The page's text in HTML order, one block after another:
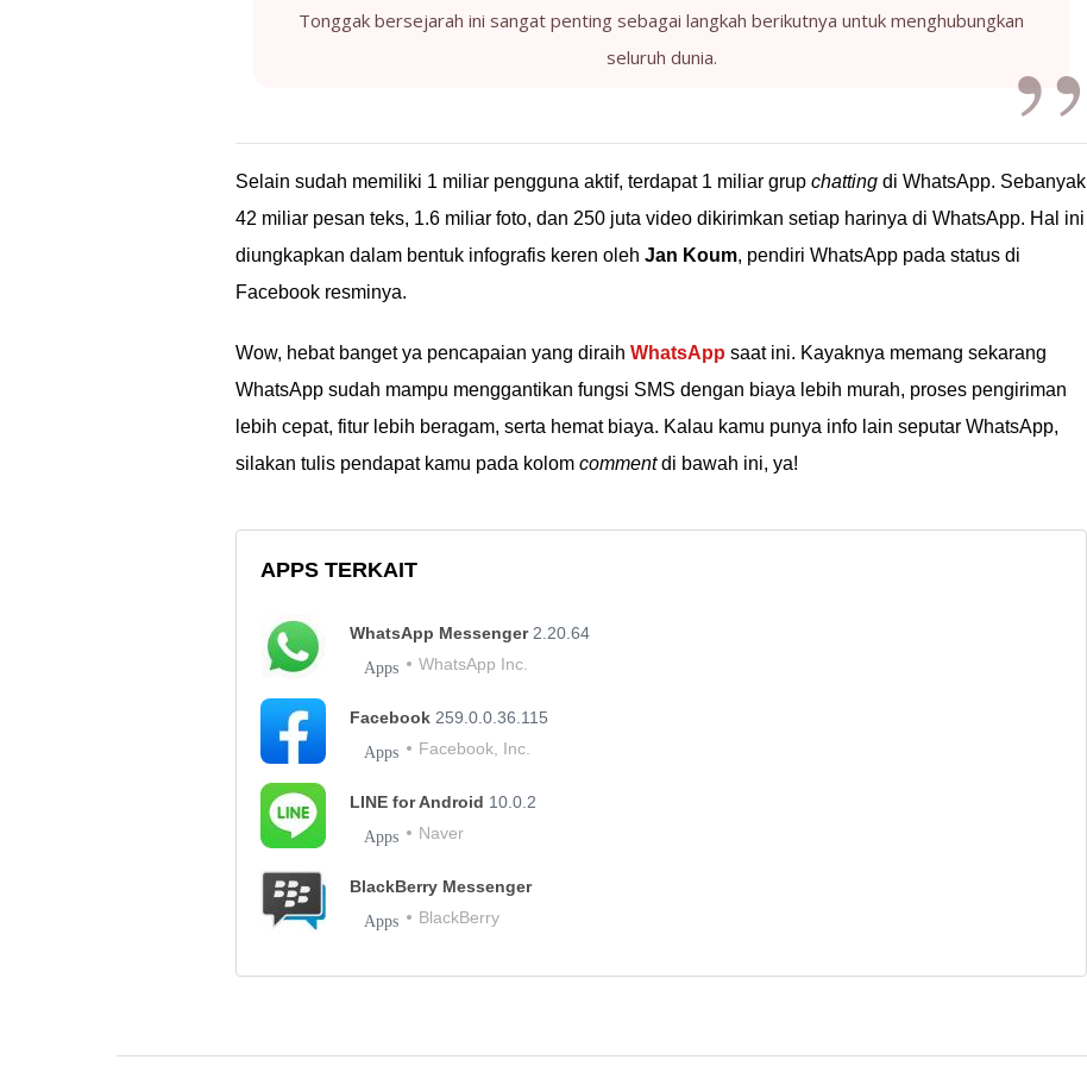
Tonggak bersejarah ini sangat penting sebagai langkah berikutnya untuk menghubungkan
seluruh dunia.
Selain sudah memiliki 1 miliar pengguna aktif, terdapat 1 miliar grup chatting di WhatsApp. Sebanyak
42 miliar pesan teks, 1.6 miliar foto, dan 250 juta video dikirimkan setiap harinya di WhatsApp. Hal ini
diungkapkan dalam bentuk infografis keren oleh Jan Koum, pendiri WhatsApp pada status di
Facebook resminya.
Wow, hebat banget ya pencapaian yang diraih WhatsApp saat ini. Kayaknya memang sekarang
WhatsApp sudah mampu menggantikan fungsi SMS dengan biaya lebih murah, proses pengiriman
lebih cepat, fitur lebih beragam, serta hemat biaya. Kalau kamu punya info lain seputar WhatsApp,
silakan tulis pendapat kamu pada kolom commentdi bawah ini, ya!
APPS TERKAIT
WhatsApp Messenger 2.20.64
Apps WhatsApp Inc.
Facebook 259.0.0.36.115
Apps Facebook, Inc.
LINE for Android 10.0.2
Apps Naver
BlackBerry Messenger
Apps BlackBerry